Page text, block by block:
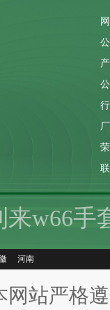
w66手
河南
网站严格